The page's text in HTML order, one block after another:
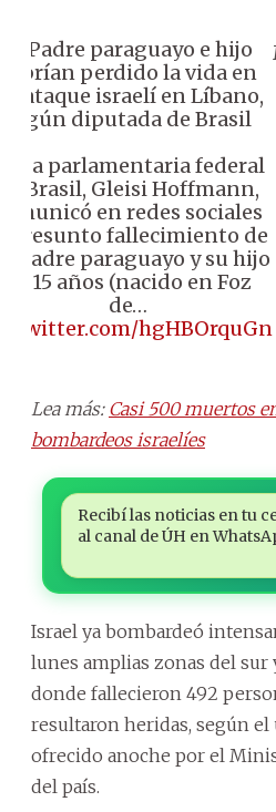
🔴 Padre paraguayo e hijo
perdido la vida en
ataque israelí en Líbano,
según diputada de Brasil
La parlamentaria federal
Brasil, Gleisi Hoffmann,
en redes sociales
presunto fallecimiento de
padre paraguayo y su hijo
de 15 años (nacido en Foz
de…
hgHBOrquGn
Lea más: Casi 500 muertos
bombardeos israelíes
Recibí las noticias en tu
al canal de ÚH en
Israel ya bombardeó
lunes amplias zonas del sur
donde fallecieron 492
resultaron heridas, según
ofrecido anoche por el
del país.